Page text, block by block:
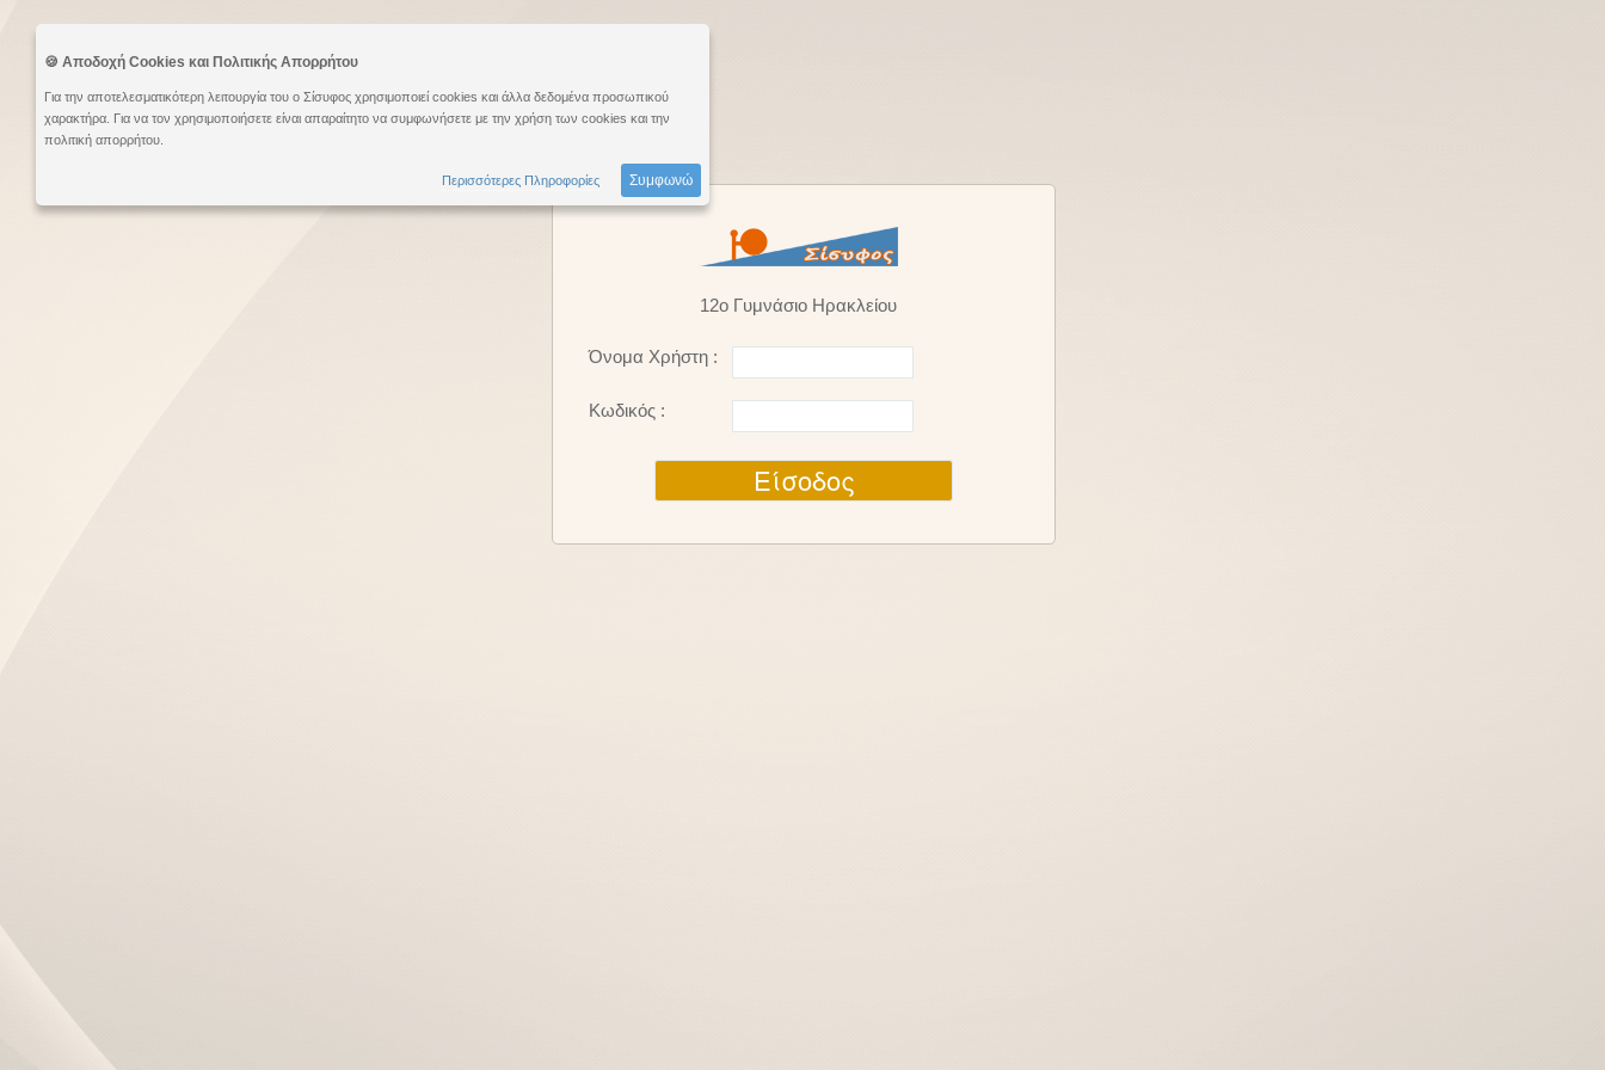
12ο Γυμνάσιο Ηρακλείου
Όνομα Χρήστη :
Κωδικός :
🍪 Αποδοχή Cookies και Πολιτικής Απορρήτου
Για την αποτελεσματικότερη λειτουργία του ο Σίσυφος χρησιμοποιεί cookies και άλλα δεδομένα προσωπικού
χαρακτήρα. Για να τον χρησιμοποιήσετε είναι απαραίτητο να συμφωνήσετε με την χρήση των cookies και την
πολιτική απορρήτου.
Περισσότερες Πληροφορίες Συμφωνώ